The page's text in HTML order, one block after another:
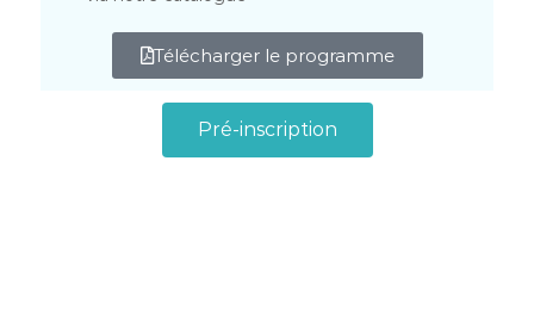
Télécharger le programme
Pré-inscription